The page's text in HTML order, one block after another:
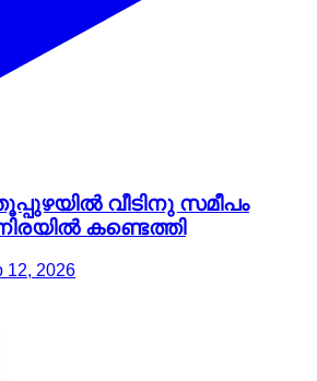
വീടിനു സമീപം
കണ്ടെത്തി
12, 2026